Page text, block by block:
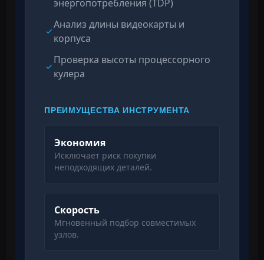
энергопотребления (TDP)
Анализ длины видеокарты и
корпуса
Проверка высоты процессорного
кулера
ПРЕИМУЩЕСТВА ИНСТРУМЕНТА
Экономия
Исключает риск покупки
неподходящих деталей.
Скорость
Мгновенный подбор совместимых
узлов.